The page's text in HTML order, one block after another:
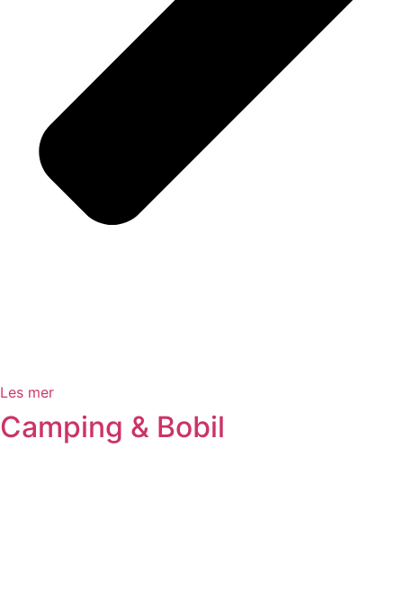
Les mer
Camping & Bobil